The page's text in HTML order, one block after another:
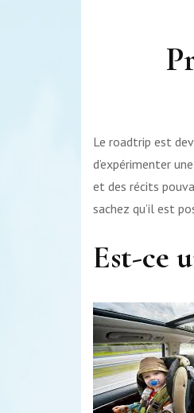
Le roadtrip est
d’expérimenter
et des récits
sachez qu’il est
Est-ce